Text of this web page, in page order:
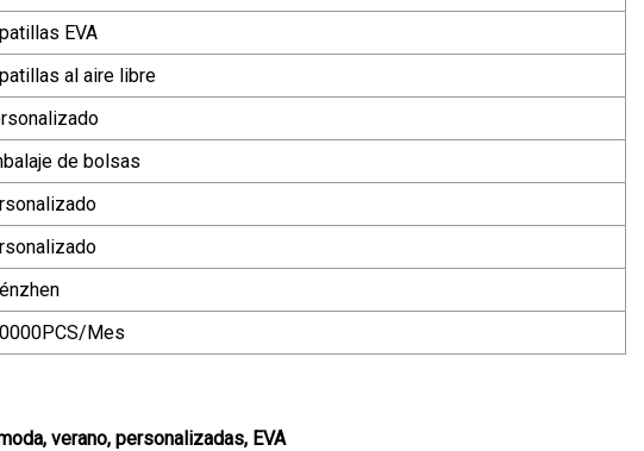
EVA
al aire libre
de bolsas
Mes
verano, personalizadas, EVA